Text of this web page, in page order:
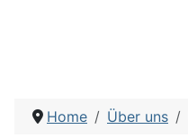
Home Über uns